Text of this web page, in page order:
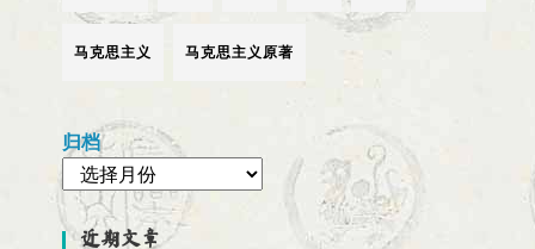
马克思主义 马克思主义原著
归档
近期文章